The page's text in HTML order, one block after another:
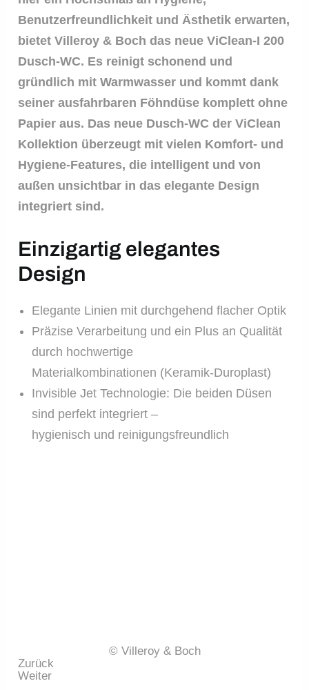
Benutzerfreundlichkeit und Ästhetik erwarten,
bietet Villeroy & Boch das neue ViClean-I 200
Dusch-WC. Es reinigt schonend und
gründlich mit Warmwasser und kommt dank
seiner ausfahrbaren Föhndüse komplett ohne
Papier aus. Das neue Dusch-WC der ViClean
Kollektion überzeugt mit vielen Komfort- und
Hygiene-Features, die intelligent und von
außen unsichtbar in das elegante Design
integriert sind.
Einzigartig elegantes
Design
Elegante Linien mit durchgehend flacher Optik
Präzise Verarbeitung und ein Plus an Qualität
durch hochwertige
Materialkombinationen (Keramik-Duroplast)
Invisible Jet Technologie: Die beiden Düsen
sind perfekt integriert –
hygienisch und reinigungsfreundlich
© Villeroy & Boch
Zurück
Weiter